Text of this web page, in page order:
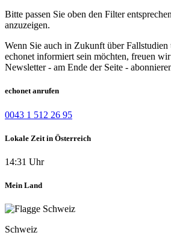
Bitte passen Sie oben den Filter
anzuzeigen.
Wenn Sie auch in Zukunft über Fallstudien
echonet informiert sein möchten, freuen
Newsletter - am Ende der Seite -
echonet anrufen
0043 1 512 26 95
Lokale Zeit in Österreich
14:31 Uhr
Mein Land
Schweiz